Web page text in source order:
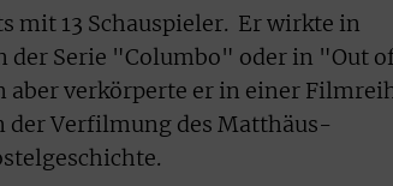
mit 13 Schauspieler. Er wirkte in
der Serie "Columbo" oder in "Out
verkörperte er in einer
der Verfilmung des Matthäus-